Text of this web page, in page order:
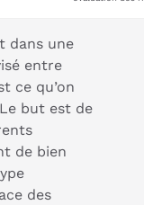
dans une
entre
ce qu’on
but est de
de bien
des